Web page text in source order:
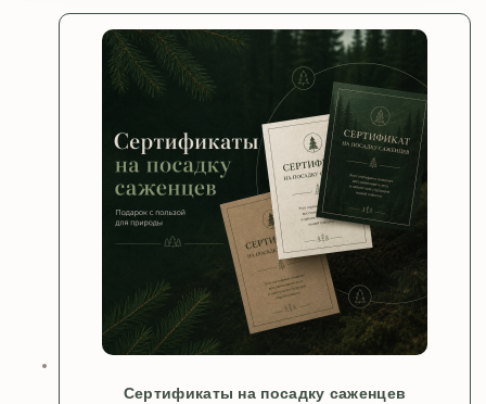
Сертификаты на посадку саженцев